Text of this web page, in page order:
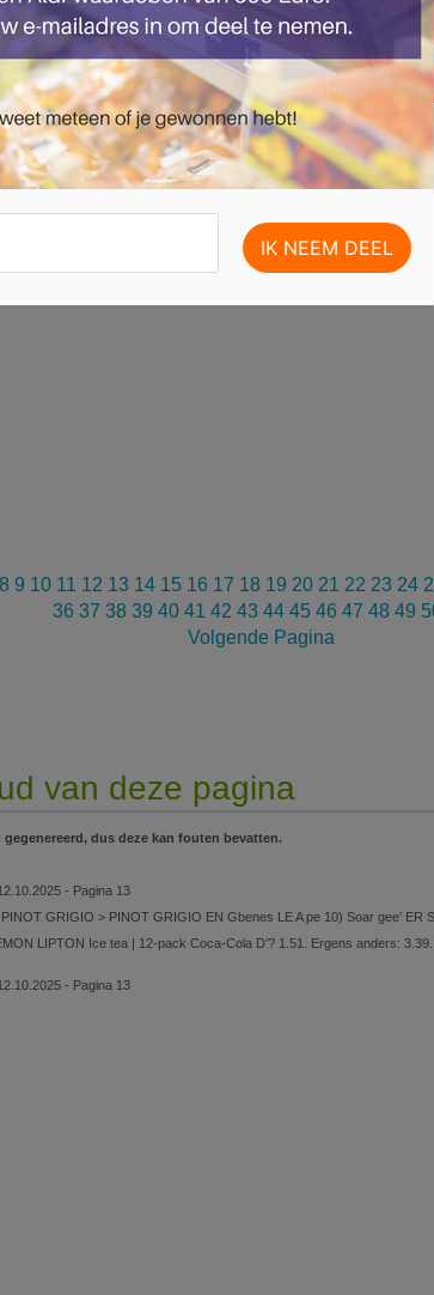
van de Aldi folder, geldig van 06.10.2025 tot 12.10.2025.
8 9 10 11 12 13 14 15 16 17 18 19 20 21 22 23 24
36 37 38 39 40 41 42 43 44 45 46 47 48 49
Volgende Pagina
van deze pagina
dus deze kan fouten bevatten.
- Pagina 13
GRIGIO > PINOT GRIGIO EN Gbenes LE A pe 10) Soar gee’ ER
LIPTON Ice tea | 12-pack Coca-Cola D’? 1.51. Ergens anders:
- Pagina 13